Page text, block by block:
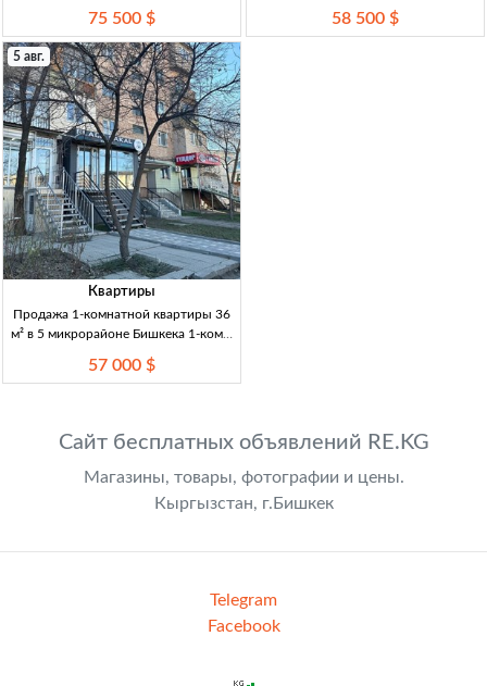
дом заселён, газ. отопл., ДДУ, торг.
75 500 $
37 м², 6/12 эт., элитка, ПСО, газ,
58 500 $
5 авг.
Квартиры
Продажа 1-комнатной квартиры 36
м² в 5 микрорайоне Бишкека 1-комн.
план., рем., раздельный с/у, 5 мкр.,
57 000 $
Сайт бесплатных объявлений RE.KG
Магазины, товары, фотографии и цены.
Кыргызстан, г.Бишкек
Telegram
Facebook